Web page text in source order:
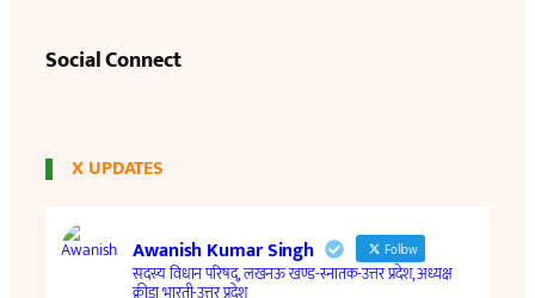
Social Connect
X UPDATES